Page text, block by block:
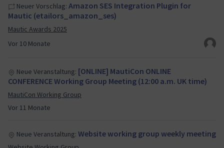
Vor 10 Monate
Neuer Vorschlag: Amazon SES Integration Plugin for
Mautic (etailors_amazon_ses)
Mautic Awards 2025
Vor 11 Monate
Neue Veranstaltung: [ONLINE] MautiCon ONLINE
CONFERENCE Working Group Meeting (12:00 a.m. UK time)
MautiCon Working Group
Neue Veranstaltung: Website working group weekly meeting